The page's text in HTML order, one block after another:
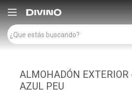

ALMOHADÓN EXTERIOR
AZUL PEU